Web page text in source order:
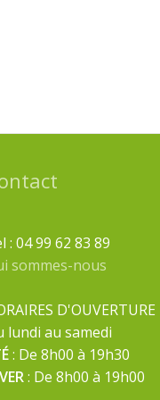
: 04 99 62 83 89
sommes-nous
D'OUVERTURE
lundi au samedi
: De 8h00 à 19h30
: De 8h00 à 19h00